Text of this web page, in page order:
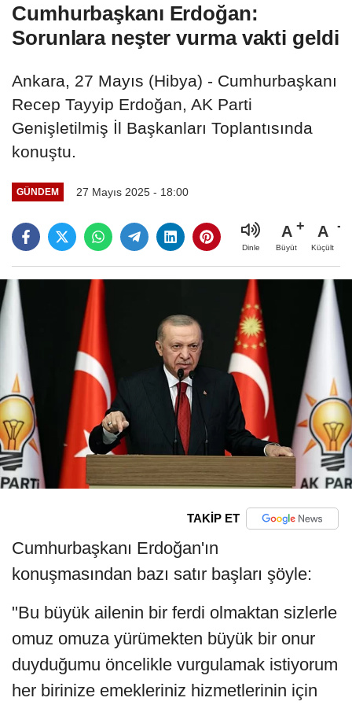
Cumhurbaşkanı Erdoğan:
Sorunlara neşter vurma vakti geldi
Ankara, 27 Mayıs (Hibya) - Cumhurbaşkanı
Recep Tayyip Erdoğan, AK Parti
Genişletilmiş İl Başkanları Toplantısında
konuştu.
GÜNDEM 27 Mayıs 2025 - 18:00
Dinle
A
Büyüt
A
Küçült
TAKİP ET
Cumhurbaşkanı Erdoğan'ın
konuşmasından bazı satır başları şöyle:
"Bu büyük ailenin bir ferdi olmaktan sizlerle
omuz omuza yürümekten büyük bir onur
duyduğumu öncelikle vurgulamak istiyorum
her birinize emekleriniz hizmetlerinin için